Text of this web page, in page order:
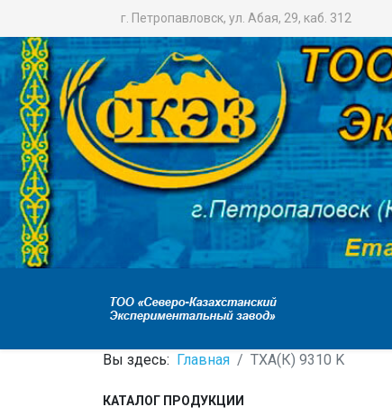
г. Петропавловск, ул. Абая, 29, каб. 312
Вы здесь: Главная ТХА(К) 9310 K
КАТАЛОГ ПРОДУКЦИИ